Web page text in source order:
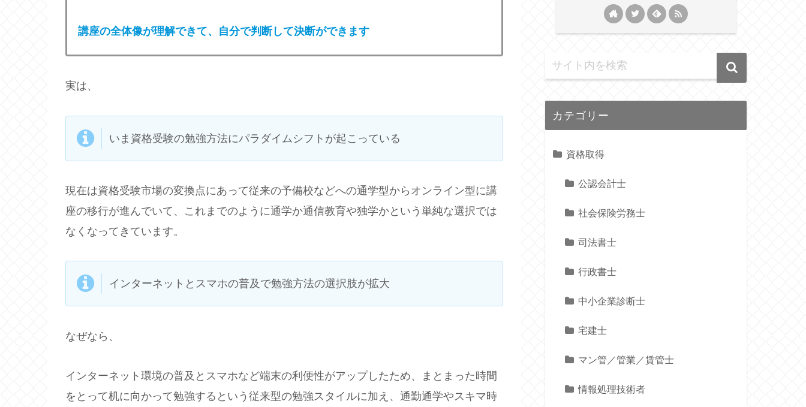
講座の全体像が理解できて、自分で判断して決断ができます
実は、
いま資格受験の勉強方法にパラダイムシフトが起こっている
現在は資格受験市場の変換点にあって従来の予備校などへの通学型からオンライン型に講
座の移行が進んでいて、これまでのように通学か通信教育や独学かという単純な選択では
なくなってきています。
インターネットとスマホの普及で勉強方法の選択肢が拡大
なぜなら、
インターネット環境の普及とスマホなど端末の利便性がアップしたため、まとまった時間
をとって机に向かって勉強するという従来型の勉強スタイルに加え、通勤通学やスキマ時
カテゴリー
資格取得
公認会計士
社会保険労務士
司法書士
行政書士
中小企業診断士
宅建士
マン管／管業／賃管士
情報処理技術者